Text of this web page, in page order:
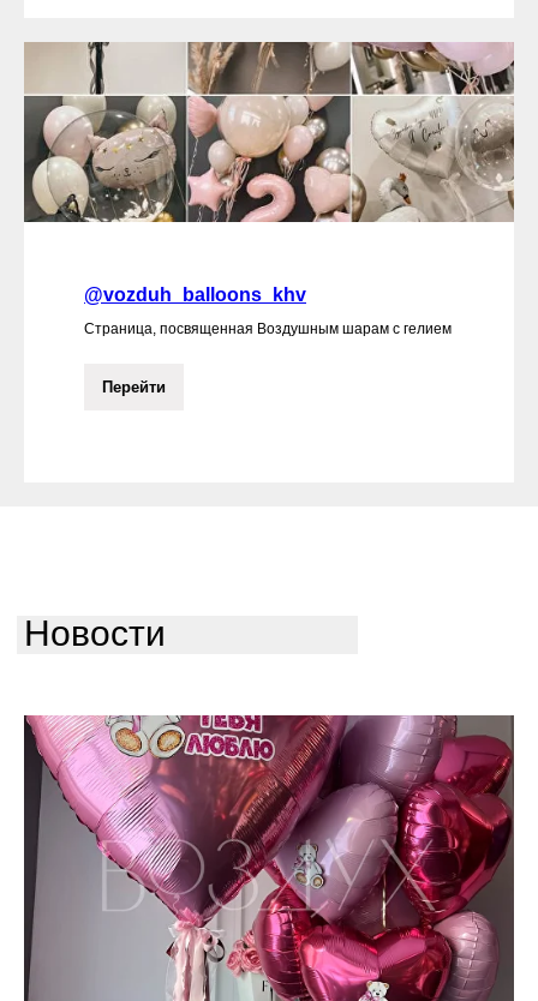
@vozduh_balloons_khv
Страница, посвященная Воздушным шарам с гелием
Перейти
Новости